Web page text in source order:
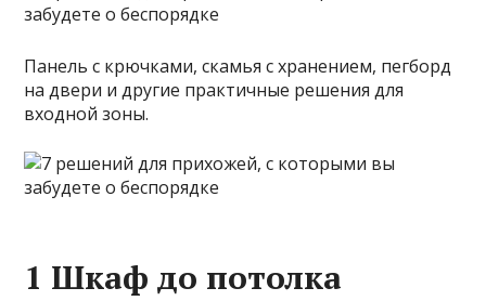
Панель с крючками, скамья с хранением, пегборд
на двери и другие практичные решения для
входной зоны.
1 Шкаф до потолка